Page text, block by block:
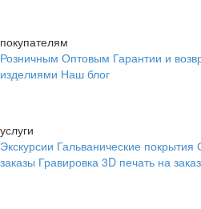
покупателям
Розничным Оптовым Гарантии и
изделиями Наш блог
услуги
Экскурсии Гальванические покрытия
заказы Гравировка 3D печать на заказ